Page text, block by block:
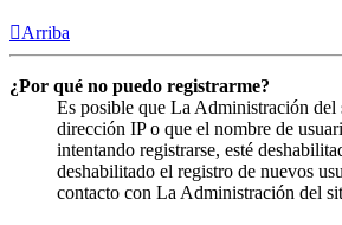
Arriba
¿Por qué no puedo registrarme?
Es posible que La Administración del
dirección IP o que el nombre de
intentando registrarse, esté
deshabilitado el registro de nuevos
contacto con La Administración del